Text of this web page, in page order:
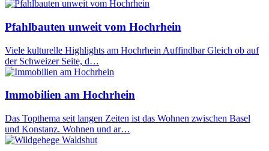
Pfahlbauten unweit vom Hochrhein
Viele kulturelle Highlights am Hochrhein Auffindbar Gleich ob auf
der Schweizer Seite, d…
Immobilien am Hochrhein
Das Topthema seit langen Zeiten ist das Wohnen zwischen Basel
und Konstanz. Wohnen und ar…